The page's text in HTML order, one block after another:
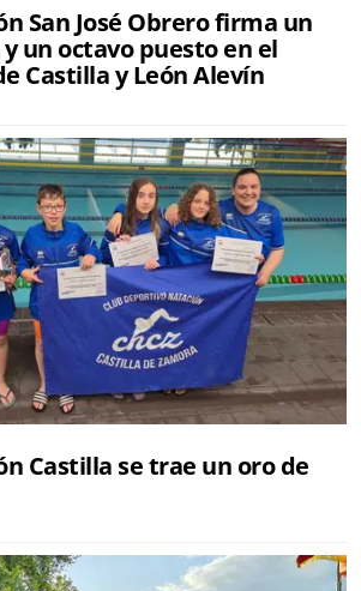
San José Obrero firma un
un octavo puesto en el
Castilla y León Alevín
Castilla se trae un oro de